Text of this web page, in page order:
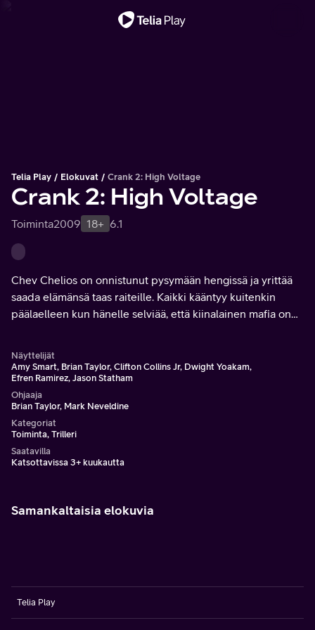
Telia Play Elokuvat Crank 2: High Voltage
Crank 2: High Voltage
Toiminta2009 18+ 6.1
Chev Chelios on onnistunut pysymään hengissä ja yrittää
saada elämänsä taas raiteille. Kaikki kääntyy kuitenkin
päälaelleen kun hänelle selviää, että kiinalainen mafia on
Näyttelijät
Amy Smart, Brian Taylor, Clifton Collins Jr, Dwight Yoakam,
Efren Ramirez, Jason Statham
Ohjaaja
Brian Taylor, Mark Neveldine
Kategoriat
Toiminta, Trilleri
Saatavilla
Katsottavissa 3+ kuukautta
Samankaltaisia elokuvia
Telia Play